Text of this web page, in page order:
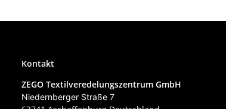
Kontakt
ZEGO Textilveredelungszentrum GmbH
Niedernberger Straße 7